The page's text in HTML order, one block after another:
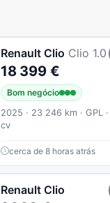
Renault Clio Clio 1.0 Tce Evolution
18 399 €
Bom negócio
2025 · 23 246 km · GPL ·
cv
cerca de 8 horas atrás
Renault Clio